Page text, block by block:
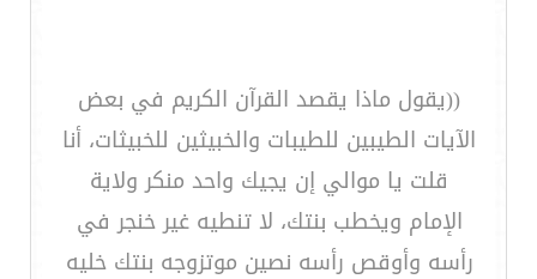
((يقول ماذا يقصد القرآن الكريم في بعض
الآيات الطيبين للطيبات والخبيثين للخبيثات، أنا
قلت يا موالي إن يجيك واحد منكر ولاية
الإمام ويخطب بنتك، لا تنطيه غير خنجر في
رأسه وأوقص رأسه نصين موتزوجه بنتك خليه